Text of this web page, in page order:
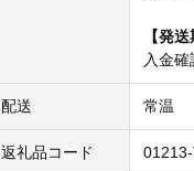
【発送
入金
配送 常温
返礼品コード